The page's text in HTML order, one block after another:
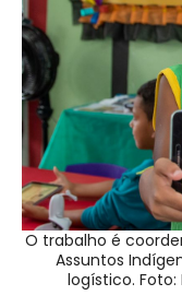
O trabalho é
Assuntos
logístico.